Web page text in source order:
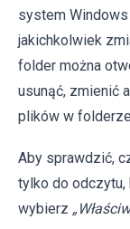
system
jakichkolwiek
folder można
usunąć, zmienić
plików w
Aby sprawdzić,
tylko do
wybierz